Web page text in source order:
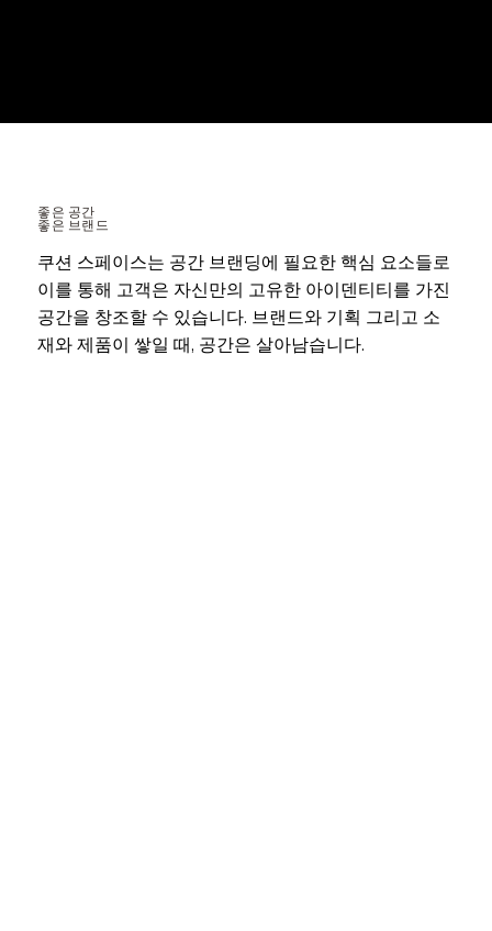
좋은 공간
좋은 브랜드
쿠션 스페이스는 공간 브랜딩에 필요한 핵심 요소들로
이를 통해 고객은 자신만의 고유한 아이덴티티를 가진
공간을 창조할 수 있습니다. 브랜드와 기획 그리고 소
재와 제품이 쌓일 때, 공간은 살아남습니다.